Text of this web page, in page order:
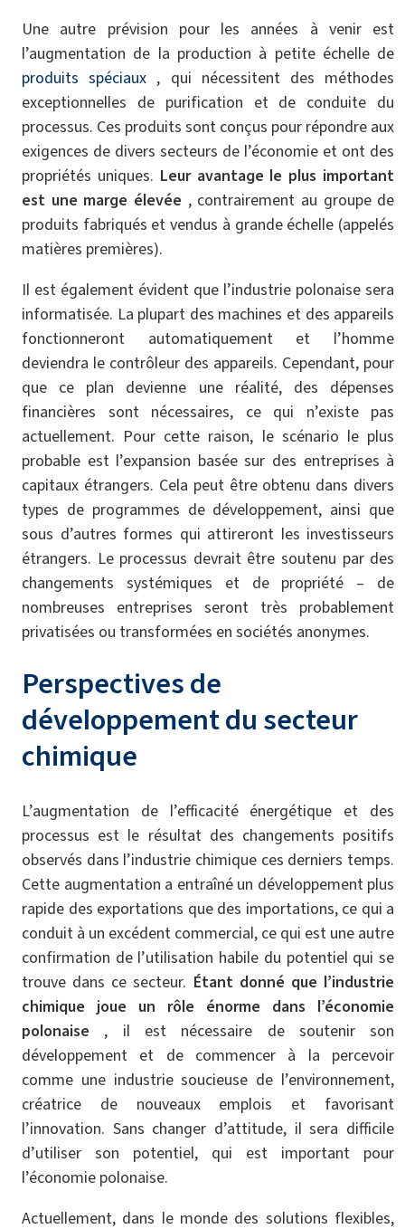
Une autre prévision pour les années à venir est
l’augmentation de la production à petite échelle de
produits spéciaux , qui nécessitent des méthodes
exceptionnelles de purification et de conduite du
processus. Ces produits sont conçus pour répondre aux
exigences de divers secteurs de l’économie et ont des
propriétés uniques. Leur avantage le plus important
est une marge élevée , contrairement au groupe de
produits fabriqués et vendus à grande échelle (appelés
matières premières).
Il est également évident que l’industrie polonaise sera
informatisée. La plupart des machines et des appareils
fonctionneront automatiquement et l’homme
deviendra le contrôleur des appareils. Cependant, pour
que ce plan devienne une réalité, des dépenses
financières sont nécessaires, ce qui n’existe pas
actuellement. Pour cette raison, le scénario le plus
probable est l’expansion basée sur des entreprises à
capitaux étrangers. Cela peut être obtenu dans divers
types de programmes de développement, ainsi que
sous d’autres formes qui attireront les investisseurs
étrangers. Le processus devrait être soutenu par des
changements systémiques et de propriété – de
nombreuses entreprises seront très probablement
privatisées ou transformées en sociétés anonymes.
Perspectives de
développement du secteur
chimique
L’augmentation de l’efficacité énergétique et des
processus est le résultat des changements positifs
observés dans l’industrie chimique ces derniers temps.
Cette augmentation a entraîné un développement plus
rapide des exportations que des importations, ce qui a
conduit à un excédent commercial, ce qui est une autre
confirmation de l’utilisation habile du potentiel qui se
trouve dans ce secteur. Étant donné que l’industrie
chimique joue un rôle énorme dans l’économie
polonaise , il est nécessaire de soutenir son
développement et de commencer à la percevoir
comme une industrie soucieuse de l’environnement,
créatrice de nouveaux emplois et favorisant
l’innovation. Sans changer d’attitude, il sera difficile
d’utiliser son potentiel, qui est important pour
l’économie polonaise.
Actuellement, dans le monde des solutions flexibles,